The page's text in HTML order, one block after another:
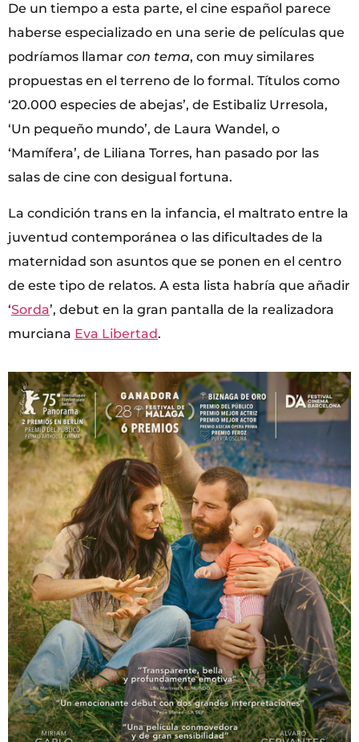
De un tiempo a esta parte, el cine español parece
haberse especializado en una serie de películas que
podríamos llamar con tema, con muy similares
propuestas en el terreno de lo formal. Títulos como
‘20.000 especies de abejas’, de Estibaliz Urresola,
‘Un pequeño mundo’, de Laura Wandel, o
‘Mamífera’, de Liliana Torres, han pasado por las
salas de cine con desigual fortuna.
La condición trans en la infancia, el maltrato entre la
juventud contemporánea o las dificultades de la
maternidad son asuntos que se ponen en el centro
de este tipo de relatos. A esta lista habría que añadir
‘Sorda’, debut en la gran pantalla de la realizadora
murciana Eva Libertad.